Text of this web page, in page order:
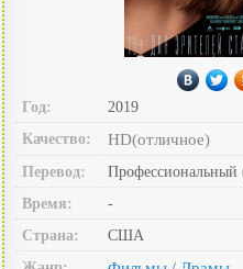
Год:
2019
Качество:
HD(отличное)
Перевод:
Профессиональный
Время:
-
Страна:
США